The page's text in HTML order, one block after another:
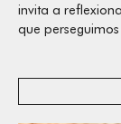
invita a
que